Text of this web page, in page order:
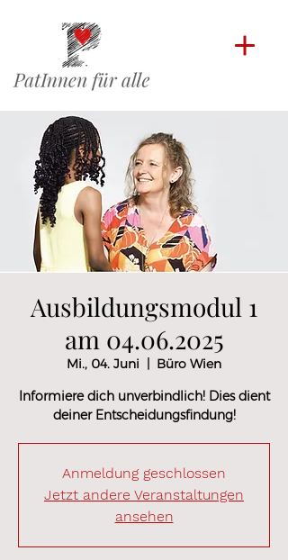
Ausbildungsmodul 1
am 04.06.2025
Mi., 04. Juni
Büro Wien
Informiere dich unverbindlich! Dies dient
deiner Entscheidungsfindung!
Anmeldung geschlossen
Jetzt andere Veranstaltungen
ansehen